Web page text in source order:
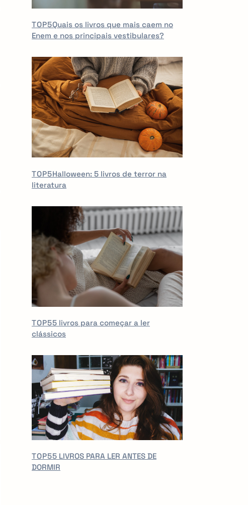
TOP5Quais os livros que mais caem no
Enem e nos principais vestibulares?
TOP5Halloween: 5 livros de terror na
literatura
TOP55 livros para começar a ler
clássicos
TOP55 LIVROS PARA LER ANTES DE
DORMIR